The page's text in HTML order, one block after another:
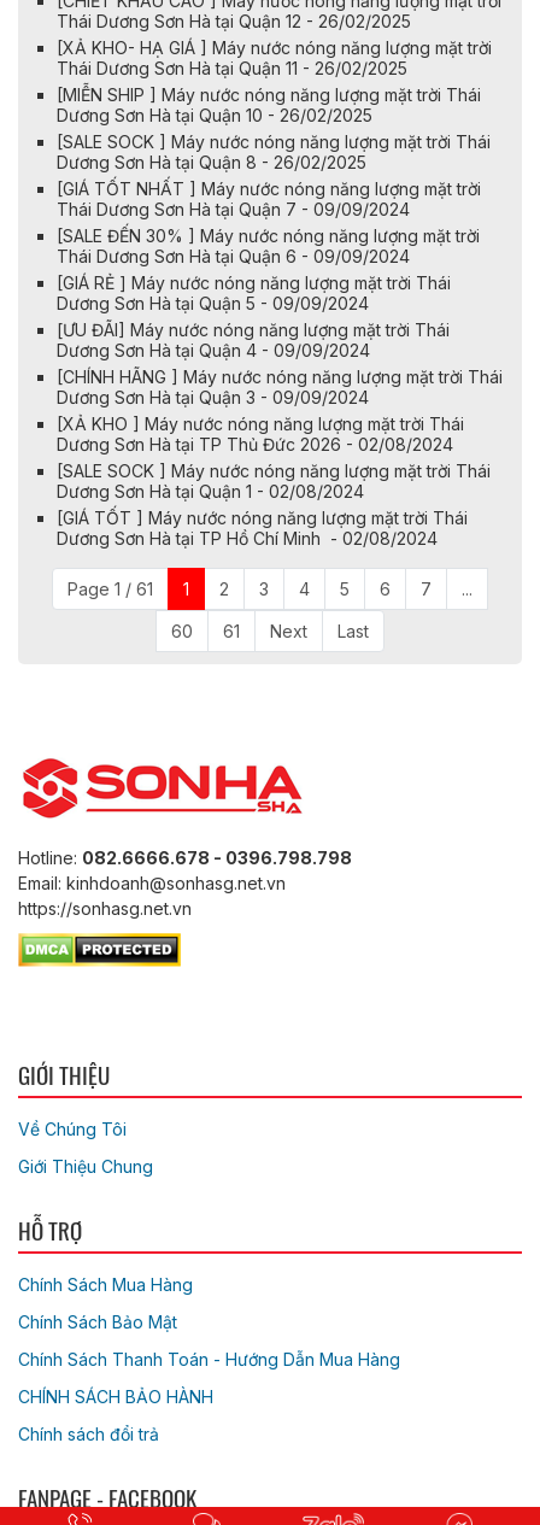
Thái Dương Sơn Hà tại Quận 12 - 26/02/2025
[XẢ KHO- HẠ GIÁ ] Máy nước nóng năng lượng mặt trời
Thái Dương Sơn Hà tại Quận 11 - 26/02/2025
[MIỄN SHIP ] Máy nước nóng năng lượng mặt trời Thái
Dương Sơn Hà tại Quận 10 - 26/02/2025
[SALE SOCK ] Máy nước nóng năng lượng mặt trời Thái
Dương Sơn Hà tại Quận 8 - 26/02/2025
[GIÁ TỐT NHẤT ] Máy nước nóng năng lượng mặt trời
Thái Dương Sơn Hà tại Quận 7 - 09/09/2024
[SALE ĐẾN 30% ] Máy nước nóng năng lượng mặt trời
Thái Dương Sơn Hà tại Quận 6 - 09/09/2024
[GIÁ RẺ ] Máy nước nóng năng lượng mặt trời Thái
Dương Sơn Hà tại Quận 5 - 09/09/2024
[ƯU ĐÃI] Máy nước nóng năng lượng mặt trời Thái
Dương Sơn Hà tại Quận 4 - 09/09/2024
[CHÍNH HÃNG ] Máy nước nóng năng lượng mặt trời Thái
Dương Sơn Hà tại Quận 3 - 09/09/2024
[XẢ KHO ] Máy nước nóng năng lượng mặt trời Thái
Dương Sơn Hà tại TP Thủ Đức 2026 - 02/08/2024
[SALE SOCK ] Máy nước nóng năng lượng mặt trời Thái
Dương Sơn Hà tại Quận 1 - 02/08/2024
[GIÁ TỐT ] Máy nước nóng năng lượng mặt trời Thái
Dương Sơn Hà tại TP Hồ Chí Minh - 02/08/2024
Page 1 / 61 1 2 3 4 5 6 7 ...
60 61 Next Last
Hotline: 082.6666.678 - 0396.798.798
Email: kinhdoanh@sonhasg.net.vn
https://sonhasg.net.vn
GIỚI THIỆU
Về Chúng Tôi
Giới Thiệu Chung
HỖ TRỢ
Chính Sách Mua Hàng
Chính Sách Bảo Mật
Chính Sách Thanh Toán - Hướng Dẫn Mua Hàng
CHÍNH SÁCH BẢO HÀNH
Chính sách đổi trả
FANPAGE - FACEBOOK